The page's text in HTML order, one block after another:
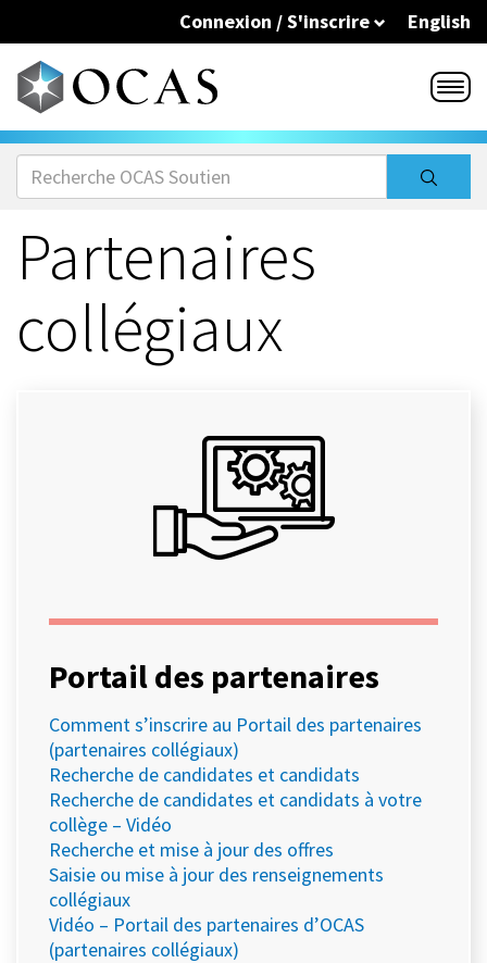
Skip to main content English
Connexion / S'inscrire
Partenaires
collégiaux
Portail des partenaires
Comment s’inscrire au Portail des partenaires
(partenaires collégiaux)
Recherche de candidates et candidats
Recherche de candidates et candidats à votre
collège – Vidéo
Recherche et mise à jour des offres
Saisie ou mise à jour des renseignements
collégiaux
Vidéo – Portail des partenaires d’OCAS
(partenaires collégiaux)